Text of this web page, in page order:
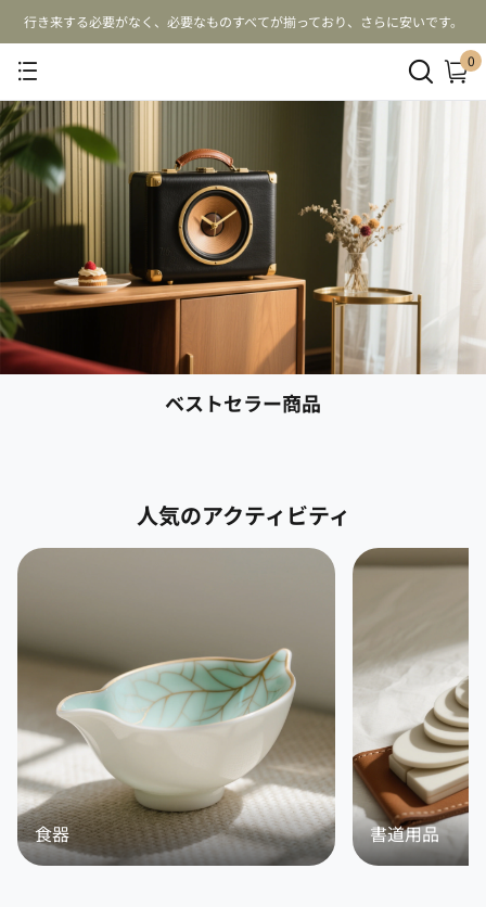
行き来する必要がなく、必要なものすべてが揃っており、さらに安いです。
0
ベストセラー商品
人気のアクティビティ
食器 書道用品